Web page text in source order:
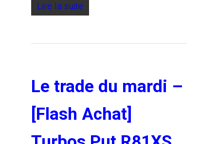
Lire la suite
Le trade du mardi –
[Flash Achat]